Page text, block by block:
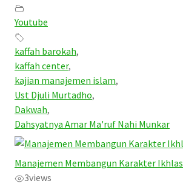
Youtube
kaffah barokah,
kaffah center,
kajian manajemen islam,
Ust Djuli Murtadho,
Dakwah,
Dahsyatnya Amar Ma'ruf Nahi Munkar
Manajemen Membangun Karakter Ikhlas
3views